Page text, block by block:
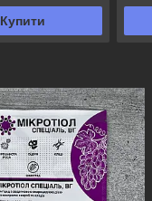
Купити